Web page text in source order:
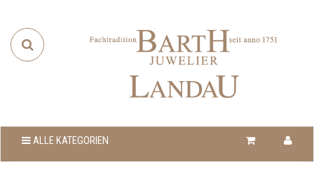
ALLE KATEGORIEN